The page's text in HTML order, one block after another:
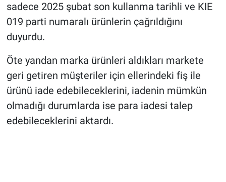
sadece 2025 şubat son kullanma tarihli ve KIE
019 parti numaralı ürünlerin çağrıldığını
duyurdu.
Öte yandan marka ürünleri aldıkları markete
geri getiren müşteriler için ellerindeki fiş ile
ürünü iade edebileceklerini, iadenin mümkün
olmadığı durumlarda ise para iadesi talep
edebileceklerini aktardı.
Sağlık
Teknoloji
Türkiye'nin Geleceği
Türkiye'nin Gündemi